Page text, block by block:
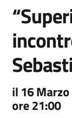
il 16
ore 21:00